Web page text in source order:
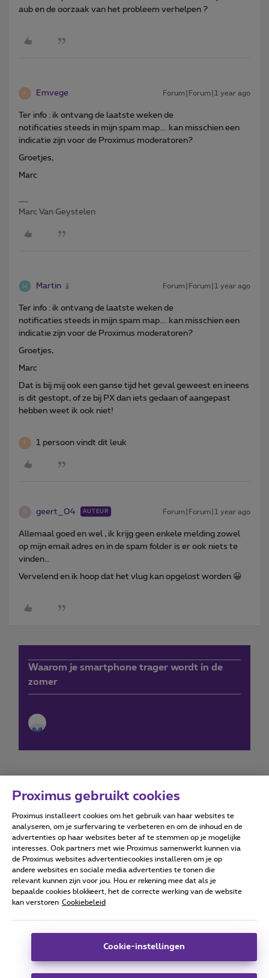
aub en de oorzaak van het probleem verhelpen ?
E Emvege Forum|Forum|1 year ago
Ter info : ik ontvang de laatste weken de
notificaties steeds in mijn spam map…. kan misschien een
indicatie zijn voor de Proximus moderatoren?
Groetjes,
Marc
Marc Van Geystelen
Martin Forum|Forum|1 year ago
Ter info : ik ontvang de laatste weken de
notificaties steeds in mijn spam map…. kan misschien een
indicatie zijn voor de Proximus moderatoren?
Groetjes,
Marc
Dat is bij mij ook een ganse tijd het geval geweest en ineens
is dit gestopt, of ze bij PX dan iets gedaan of aangepast
hebben weet ik ook niet!
E 1 persoon vindt dit leuk
geert_04 AUTEUR Forum|Forum|1 year ago
Allemaal goed en wel , ik krijg geen enkele melding zowel
op mijn email adres en in de spam folder is er ook niets te
vinden…
Vervelend en ik hoop dat het vlug kan opgelost worden 😀
Waarom je smartphone trager wordt in de
zomer
Forumvoorwaarden Accessibility statement
Alle rechten voorbehouden. © Proximus
Algemene voorwaarden, consumenteninfo
Deze website is gecreëerd en wordt beheerd conform het
Koning Albert II-laan 27 - B-1030 Brussel.
Proximus gebruikt cookies
Proximus installeert cookies om het gebruik van haar websites te
analyseren, om je surfervaring te verbeteren en om de inhoud en de
advertenties op haar websites beter af te stemmen op je mogelijke
interesses. Ook partners met wie Proximus samenwerkt kunnen via
de Proximus websites advertentiecookies installeren om je op
andere websites en sociale media advertenties te tonen die
relevant kunnen zijn voor jou. Hou er rekening mee dat als je
bepaalde cookies blokkeert, het de correcte werking van de website
kan verstoren Cookiebeleid
Cookie-instellingen